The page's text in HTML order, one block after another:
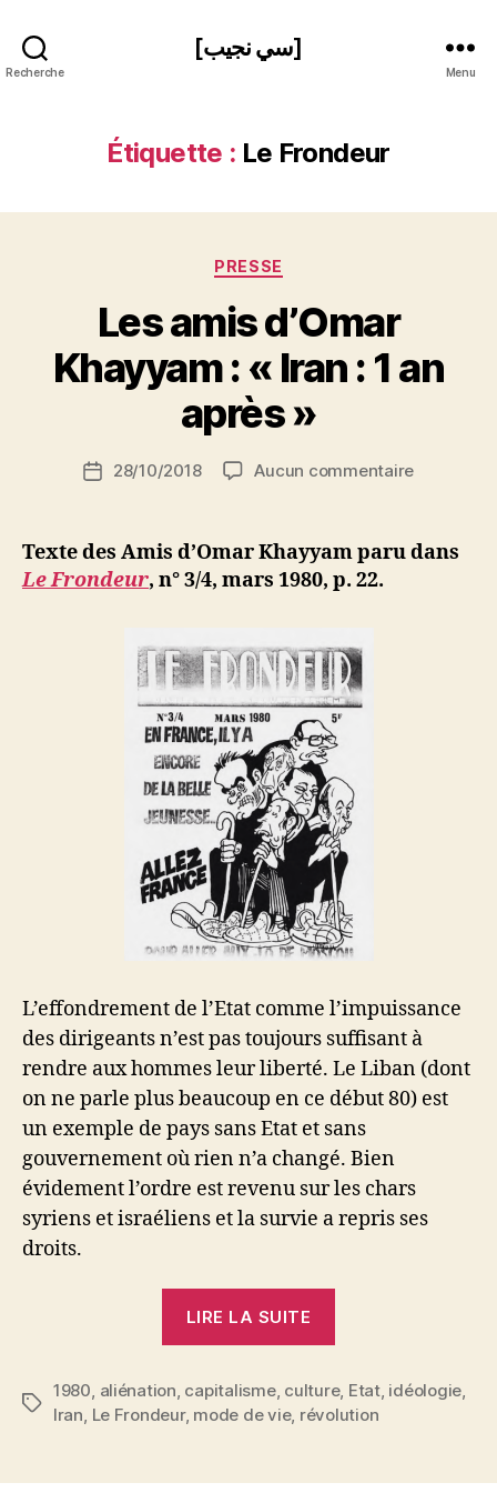
Recherche
[سي نجيب]
Menu
Étiquette : Le Frondeur
Catégories
PRESSE
Les amis d’Omar
Khayyam : « Iran : 1 an
après »
de
P
a
S
N
ji
b
Date28/10/2018 Aucun commentairesur
d’Omar
Texte des Amis d’Omar Khayyam paru dans
Le Frondeur, n° 3/4, mars 1980, p. 22.
L’effondrement de l’Etat comme l’impuissance
des dirigeants n’est pas toujours suffisant à
rendre aux hommes leur liberté. Le Liban (dont
on ne parle plus beaucoup en ce début 80) est
un exemple de pays sans Etat et sans
gouvernement où rien n’a changé. Bien
évidement l’ordre est revenu sur les chars
syriens et israéliens et la survie a repris ses
droits.
LIRE LA SUITE
Khayyam
:
:
Étiquettes
1980, aliénation, capitalisme, culture, Etat, idéologie,
Iran, Le Frondeur, mode de vie, révolution